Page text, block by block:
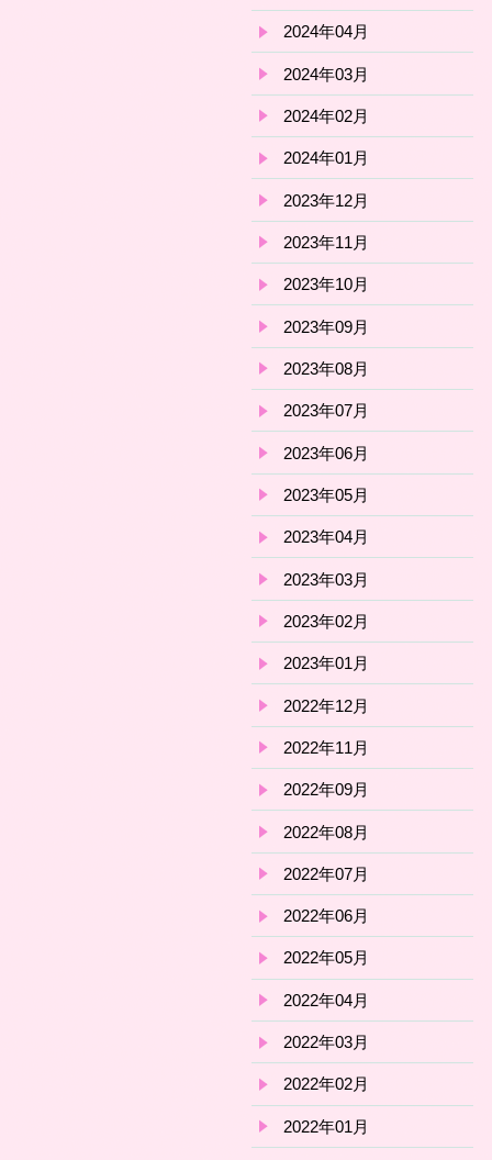
2024年04月
2024年03月
2024年02月
2024年01月
2023年12月
2023年11月
2023年10月
2023年09月
2023年08月
2023年07月
2023年06月
2023年05月
2023年04月
2023年03月
2023年02月
2023年01月
2022年12月
2022年11月
2022年09月
2022年08月
2022年07月
2022年06月
2022年05月
2022年04月
2022年03月
2022年02月
2022年01月